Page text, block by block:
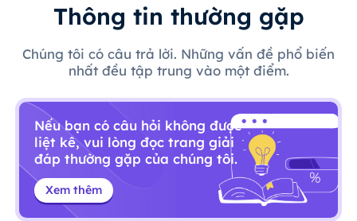
Thông tin thường gặp
Chúng tôi có câu trả lời. Những vấn đề phổ biến
nhất đều tập trung vào một điểm.
Nếu bạn có câu hỏi không được
liệt kê, vui lòng đọc trang giải
đáp thường gặp của chúng tôi.
Xem thêm